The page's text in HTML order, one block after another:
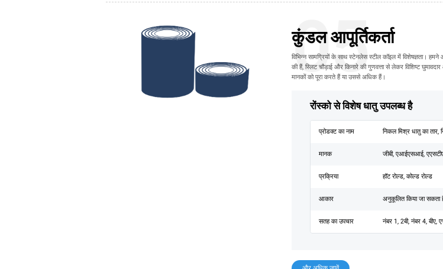
05
कुंडल आपूर्तिकर्ता
विभिन्न सामग्रियों के साथ स्टेनलेस स्टील कॉइल में विशेषज्ञता।
की हैं, स्लिट चौड़ाई और किनारे की गुणवत्ता से लेकर विशिष्ट
मानकों को पूरा करते हैं या उससे अधिक हैं।
रोंस्को से विशेष धातु उपलब्ध है
प्रोडक्ट का नाम निकल मिश्र धातु का
मानक जीबी, एआईएसआई,
प्रक्रिया हॉट रोल्ड, कोल्ड रोल्ड
आकार अनुकूलित किया जा सकता
सतह का उपचार नंबर 1, 2बी, नंबर 4, बीए,